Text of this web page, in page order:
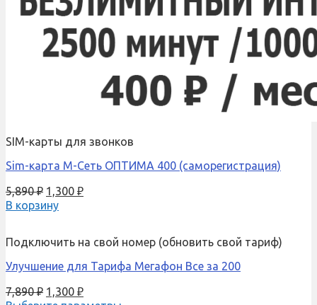
SIM-карты для звонков
Sim-карта М-Сеть ОПТИМА 400 (саморегистрация)
5,890₽ 1,300 ₽
В корзину
Подключить на свой номер (обновить свой тариф)
Улучшение для Тарифа Мегафон Все за 200
7,890₽ 1,300 ₽